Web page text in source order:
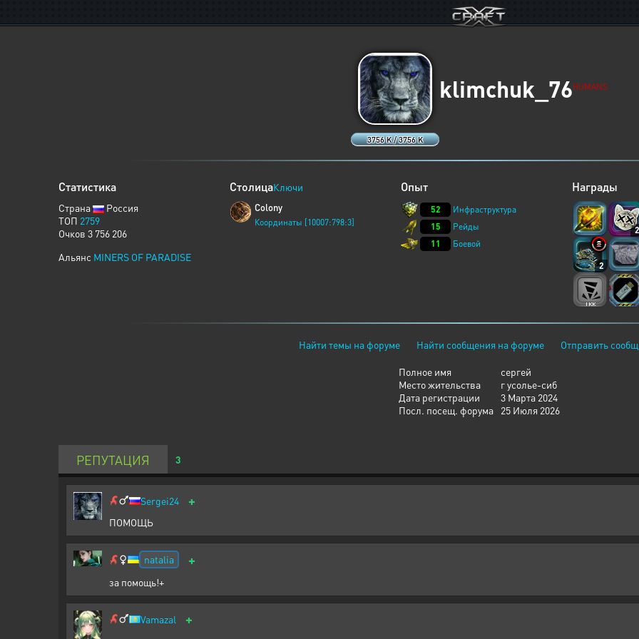
3756 K / 3756 K
klimchuk_76HUMANS
Статистика
Страна
Россия
ТОП 2759
Очков 3 756 206
Альянс MINERS OF PARADISE
СтолицаКлючи
Colony
Координаты [10007:798:3]
Опыт
52
Инфраструктура
15
Рейды
11
Боевой
Награды
2
2
Найти темы на форуме Найти сообщения на форуме Отправить
Полное имя
сергей
Место жительства
г усолье-сиб
Дата регистрации
3 Марта 2024
Посл. посещ. форума
25 Июля 2026
РЕПУТАЦИЯ 3
Sergei24 +
ПОМОЩЬ
natalia +
за помощь!+
Vamazal +